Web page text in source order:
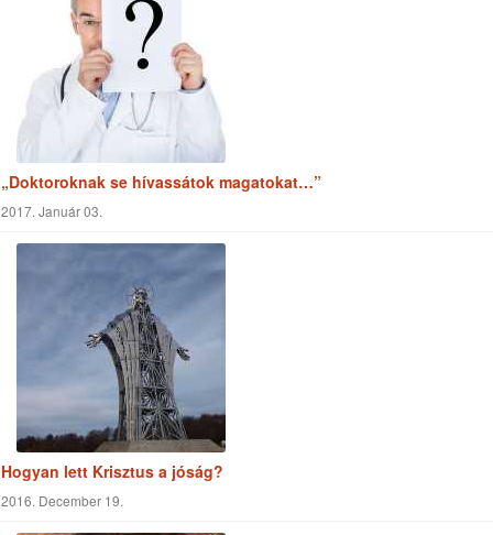
„Doktoroknak se hívassátok magatokat…”
2017. Január 03.
Hogyan lett Krisztus a jóság?
2016. December 19.